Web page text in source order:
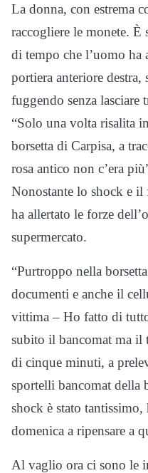
La donna, con estrema
raccogliere le monete. È
di tempo che l’uomo ha
portiera anteriore
fuggendo senza lasciare
“Solo una volta risalita
borsetta di Carpisa, a
rosa antico non c’era
Nonostante lo shock e il
ha allertato le forze
supermercato.
“Purtroppo nella
documenti e anche il
vittima – Ho fatto di
subito il bancomat ma il
di cinque minuti, a
sportelli bancomat della
shock è stato
domenica a ripensare a
Al vaglio ora ci sono le